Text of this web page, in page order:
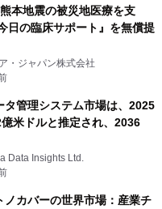
本地震の被災地医療を支
の臨床サポート』を無償提
・ジャパン株式会社
タ管理システム市場は、2025
米ドルと推定され、2036
Data Insights Ltd.
ノカバーの世界市場：産業チ